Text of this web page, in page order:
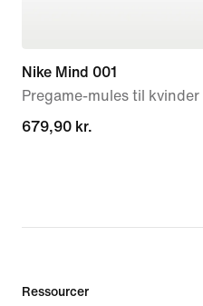
Nike Mind 001
Pregame-mules til kvinder
679,90 kr.
679,90 kr.
Ressourcer